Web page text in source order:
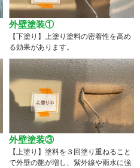
外壁塗装①
【下塗り】上塗り塗料の密着性を高め
る効果があります。
外壁塗装③
【上塗り】塗料を３回塗り重ねること
で外壁の艶が増し、紫外線や雨水に強